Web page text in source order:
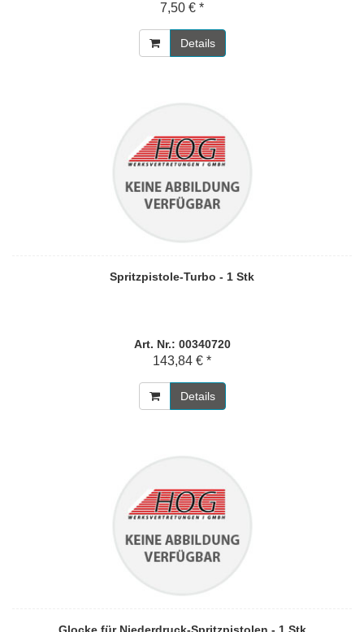
7,50 € *
Details
Spritzpistole-Turbo - 1 Stk
Art. Nr.: 00340720
143,84 € *
Details